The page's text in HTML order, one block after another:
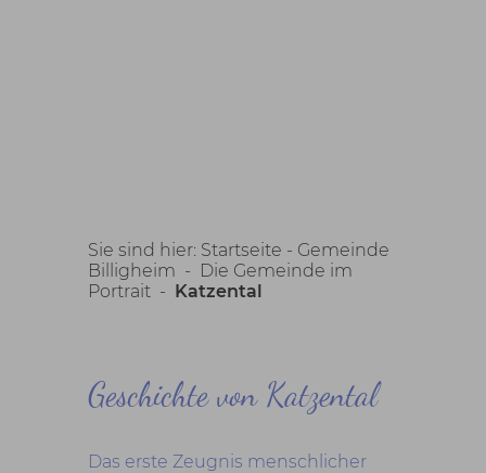
Sie sind hier: Startseite - Gemeinde
Billigheim - Die Gemeinde im
Portrait- Katzental
Geschichte von Katzental
Das erste Zeugnis menschlicher